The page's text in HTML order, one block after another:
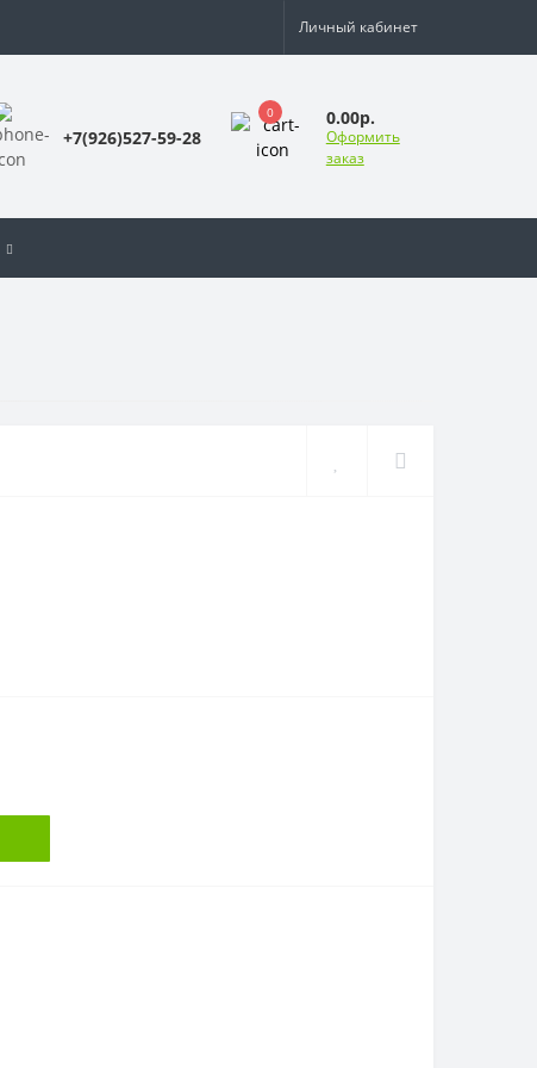
Личный кабинет
+7(926)527-59-28
0 0.00р.
Оформить
заказ